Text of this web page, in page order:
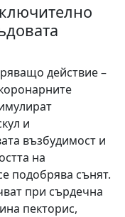
действие –
и
възбудимост и
на
подобрява сънят.
при сърдечна
пекторис,